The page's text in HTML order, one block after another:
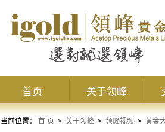
首页 关于领峰
当前位置： 首 页 > 关于领峰 > 领峰视频 > 黄金